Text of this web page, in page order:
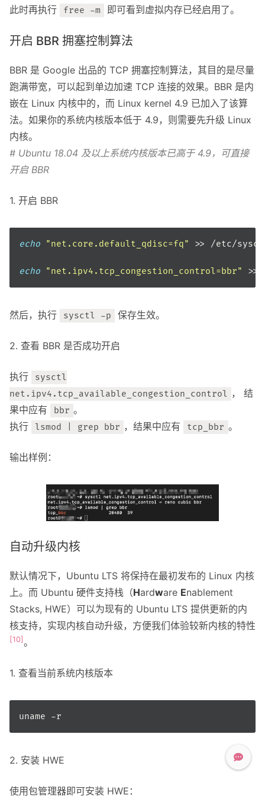
此时再执行 free -m 即可看到虚拟内存已经启用了。
开启 BBR 拥塞控制算法
BBR 是 Google 出品的 TCP 拥塞控制算法，其目的是尽量
跑满带宽，可以起到单边加速 TCP 连接的效果。BBR 是内
嵌在 Linux 内核中的，而 Linux kernel 4.9 已加入了该算
法。如果你的系统内核版本低于 4.9，则需要先升级 Linux
内核。
# Ubuntu 18.04 及以上系统内核版本已高于 4.9，可直接
开启 BBR
1. 开启 BBR
echo "net.core.default_qdisc=fq"
echo "net.ipv4.tcp_congestion_control=bbr"
然后，执行 sysctl -p 保存生效。
2. 查看 BBR 是否成功开启
执行
sysctl
net.ipv4.tcp_available_congestion_control ， 结
果中应有
bbr 。
执行
lsmod | grep bbr ，结果中应有 tcp_bbr 。
输出样例：
自动升级内核
默认情况下，Ubuntu LTS 将保持在最初发布的 Linux 内核
上。而 Ubuntu 硬件支持栈（Hardware Enablement
Stacks, HWE）可以为现有的 Ubuntu LTS 提供更新的内
核支持，实现内核自动升级，方便我们体验较新内核的特性
[10]。
1. 查看当前系统内核版本
2. 安装 HWE
使用包管理器即可安装 HWE：